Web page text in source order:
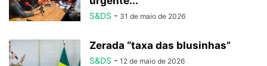
S&DS - 31 de maio de 2026
Zerada “taxa das blusinhas”
S&DS - 12 de maio de 2026